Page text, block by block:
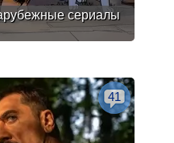
сериалы
41